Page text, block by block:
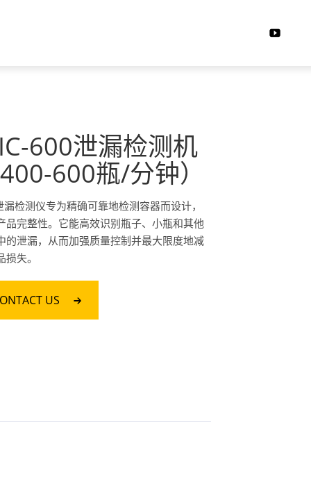
600泄漏检测机
400-600瓶/分钟）
漏检测仪专为精确可靠地检测容器而设计，
品完整性。它能高效识别瓶子、小瓶和其他
的泄漏，从而加强质量控制并最大限度地减
损失。
US